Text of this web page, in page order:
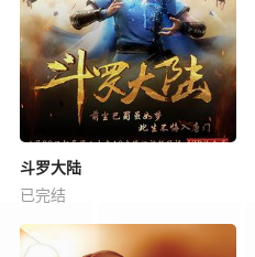
斗罗大陆
已完结